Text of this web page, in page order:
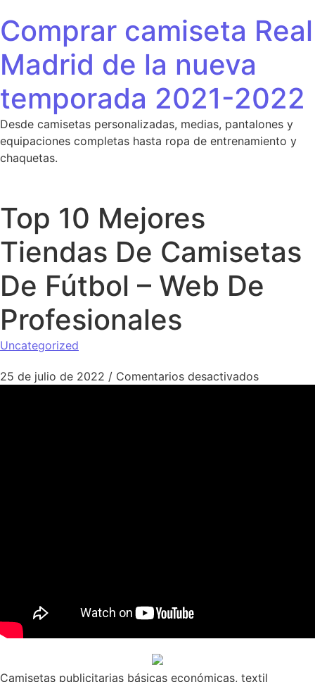
Comprar camiseta Real
Madrid de la nueva
temporada 2021-2022
Desde camisetas personalizadas, medias, pantalones y
equipaciones completas hasta ropa de entrenamiento y
chaquetas.
Top 10 Mejores
Tiendas De Camisetas
De Fútbol – Web De
Profesionales
Uncategorized
25 de julio de 2022 / Comentarios desactivadosen Top 10
Camisetas publicitarias básicas económicas, textil